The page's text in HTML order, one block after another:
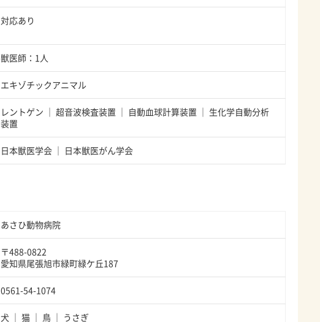
対応あり
獣医師：1人
エキゾチックアニマル
レントゲン 超音波検査装置 自動血球計算装置
生化学自動分析
装置
日本獣医学会 日本獣医がん学会
あさひ動物病院
〒488-0822
愛知県尾張旭市緑町緑ケ丘187
0561-54-1074
犬 猫 鳥 うさぎ